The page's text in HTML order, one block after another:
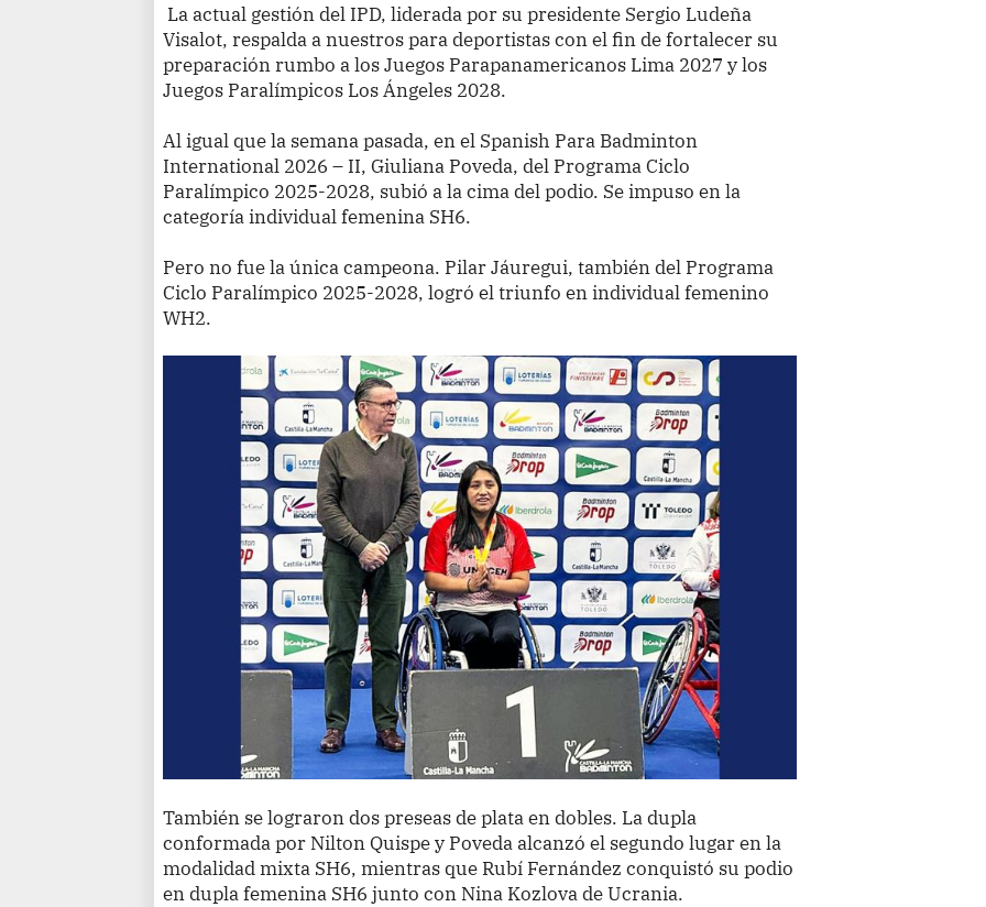
La actual gestión del IPD, liderada por su presidente Sergio Ludeña
Visalot, respalda a nuestros para deportistas con el fin de fortalecer su
preparación rumbo a los Juegos Parapanamericanos Lima 2027 y los
Juegos Paralímpicos Los Ángeles 2028.
Al igual que la semana pasada, en el Spanish Para Badminton
International 2026 – II, Giuliana Poveda, del Programa Ciclo
Paralímpico 2025-2028, subió a la cima del podio. Se impuso en la
categoría individual femenina SH6.
Pero no fue la única campeona. Pilar Jáuregui, también del Programa
Ciclo Paralímpico 2025-2028, logró el triunfo en individual femenino
WH2.
También se lograron dos preseas de plata en dobles. La dupla
conformada por Nilton Quispe y Poveda alcanzó el segundo lugar en la
modalidad mixta SH6, mientras que Rubí Fernández conquistó su podio
en dupla femenina SH6 junto con Nina Kozlova de Ucrania.